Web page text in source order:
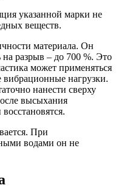
указанной марки не
веществ.
материала. Он
разрыв – до 700 %. Это
может применяться
нагрузки.
нанести сверху
высыхания
При
водами он не